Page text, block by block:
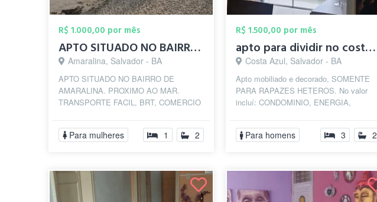
R$ 1.000,00 por mês
APTO SITUADO NO BAIRRO DE AMARALINA. PRO...
Amaralina, Salvador - BA
APTO SITUADO NO BAIRRO DE
AMARALINA. PROXIMO AO MAR.
TRANSPORTE FACIL, BRT, COMERCIO
SUPERMERCADO, Praias, Farmácias
PROXIMO...
Para mulheres 1 2
R$ 1.500,00 por mês
apto para dividir no costa azul
Costa Azul, Salvador - BA
Apto mobiliado e decorado, SOMENTE
PARA RAPAZES HETEROS. No valor
incluí: CONDOMINIO, ENERGIA,
GÁS DE COZINHA, ROUPAS DE...
Para homens 3 2